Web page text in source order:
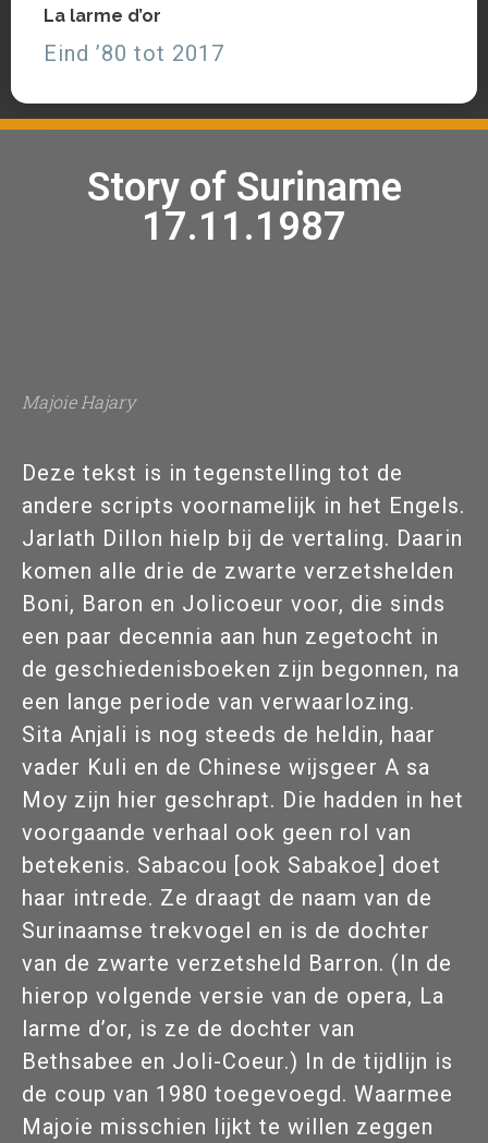
La larme d’or
Eind ’80 tot 2017
Story of Suriname
17.11.1987
Majoie Hajary
Deze tekst is in tegenstelling tot de
andere scripts voornamelijk in het Engels.
Jarlath Dillon hielp bij de vertaling. Daarin
komen alle drie de zwarte verzetshelden
Boni, Baron en Jolicoeur voor, die sinds
een paar decennia aan hun zegetocht in
de geschiedenisboeken zijn begonnen, na
een lange periode van verwaarlozing.
Sita Anjali is nog steeds de heldin, haar
vader Kuli en de Chinese wijsgeer A sa
Moy zijn hier geschrapt. Die hadden in het
voorgaande verhaal ook geen rol van
betekenis. Sabacou [ook Sabakoe] doet
haar intrede. Ze draagt de naam van de
Surinaamse trekvogel en is de dochter
van de zwarte verzetsheld Barron. (In de
hierop volgende versie van de opera, La
larme d’or, is ze de dochter van
Bethsabee en Joli-Coeur.) In de tijdlijn is
de coup van 1980 toegevoegd. Waarmee
Majoie misschien lijkt te willen zeggen